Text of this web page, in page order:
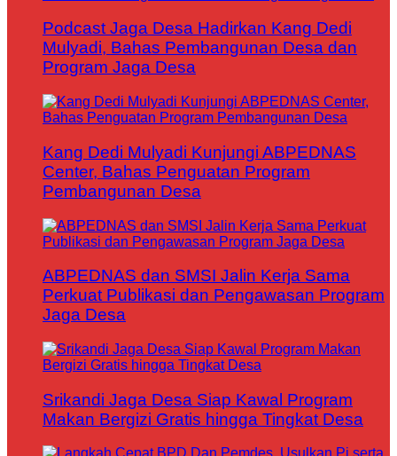
Podcast Jaga Desa Hadirkan Kang Dedi
Mulyadi, Bahas Pembangunan Desa dan
Program Jaga Desa
Kang Dedi Mulyadi Kunjungi ABPEDNAS
Center, Bahas Penguatan Program
Pembangunan Desa
ABPEDNAS dan SMSI Jalin Kerja Sama
Perkuat Publikasi dan Pengawasan Program
Jaga Desa
Srikandi Jaga Desa Siap Kawal Program
Makan Bergizi Gratis hingga Tingkat Desa